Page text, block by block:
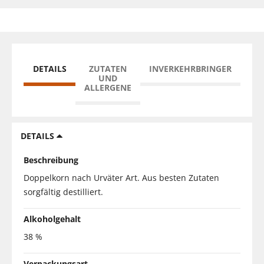
DETAILS
ZUTATEN
UND
ALLERGENE
INVERKEHRBRINGER
DETAILS
Beschreibung
Doppelkorn nach Urväter Art. Aus besten Zutaten
sorgfältig destilliert.
Alkoholgehalt
38 %